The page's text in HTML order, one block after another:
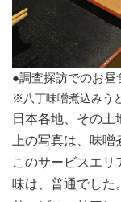
●調査探訪でのお
※八丁味噌煮込みう
日本各地、その土
上の写真は、味噌
このサービスエリ
味は、普通でした。